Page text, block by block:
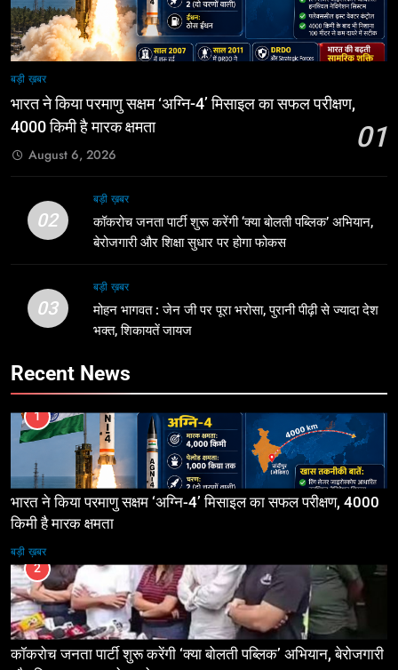
बड़ी ख़बर
भारत ने किया परमाणु सक्षम ‘अग्नि-4’ मिसाइल का सफल परीक्षण,
4000 किमी है मारक क्षमता
01
August 6, 2026
02
बड़ी ख़बर
कॉकरोच जनता पार्टी शुरू करेंगी ‘क्या बोलती पब्लिक’ अभियान,
बेरोजगारी और शिक्षा सुधार पर होगा फोकस
03
बड़ी ख़बर
मोहन भागवत : जेन जी पर पूरा भरोसा, पुरानी पीढ़ी से ज्यादा देश
भक्त, शिकायतें जायज
Recent News
1
भारत ने किया परमाणु सक्षम ‘अग्नि-4’ मिसाइल का सफल परीक्षण, 4000
किमी है मारक क्षमता
बड़ी ख़बर
2
कॉकरोच जनता पार्टी शुरू करेंगी ‘क्या बोलती पब्लिक’ अभियान, बेरोजगारी